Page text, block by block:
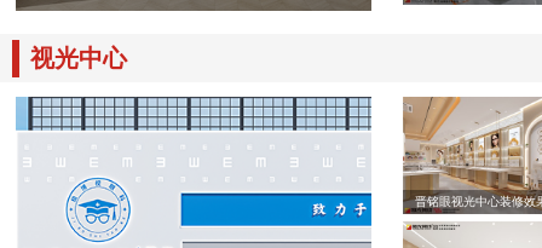
视光中心
晋铭眼视光中心装修效